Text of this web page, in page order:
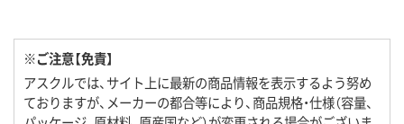
※ご注意【免責】
アスクルでは、サイト上に最新の商品情報を表示するよう努め
ておりますが、メーカーの都合等により、商品規格・仕様（容量、